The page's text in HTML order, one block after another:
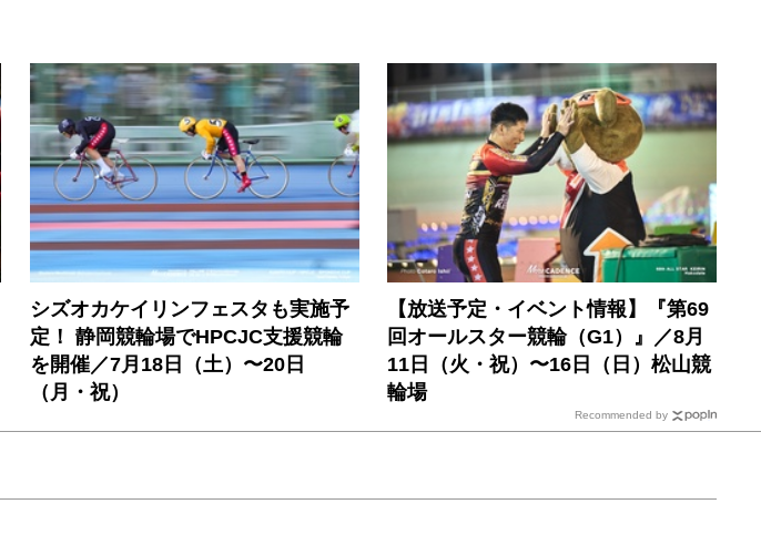
シズオカケイリンフェスタも実施予
定！ 静岡競輪場でHPCJC支援競輪
を開催／7月18日（土）〜20日
（月・祝）
【放送予定・イベント情報】『第69
回オールスター競輪（G1）』／8月
11日（火・祝）〜16日（日）松山競
輪場
Recommended by